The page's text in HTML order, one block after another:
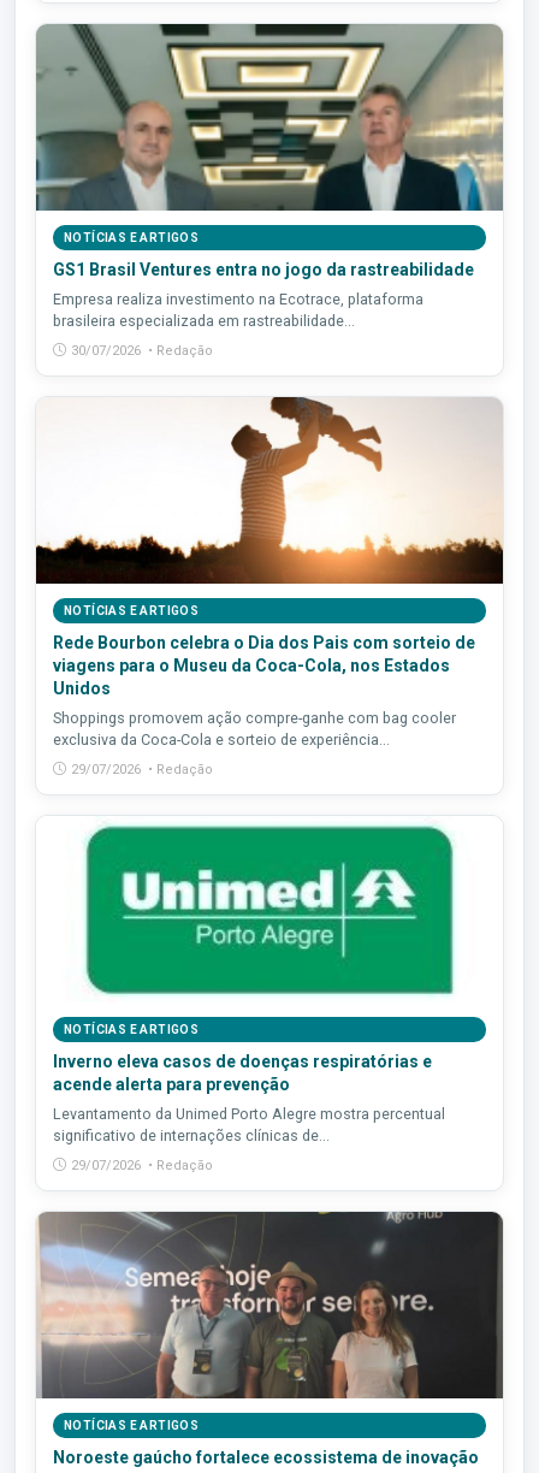
NOTÍCIAS E ARTIGOS
GS1 Brasil Ventures entra no jogo da rastreabilidade
Empresa realiza investimento na Ecotrace, plataforma
brasileira especializada em rastreabilidade...
30/07/2026 • Redação
NOTÍCIAS E ARTIGOS
Rede Bourbon celebra o Dia dos Pais com sorteio de
viagens para o Museu da Coca-Cola, nos Estados
Unidos
Shoppings promovem ação compre-ganhe com bag cooler
exclusiva da Coca-Cola e sorteio de experiência...
29/07/2026 • Redação
NOTÍCIAS E ARTIGOS
Inverno eleva casos de doenças respiratórias e
acende alerta para prevenção
Levantamento da Unimed Porto Alegre mostra percentual
significativo de internações clínicas de...
29/07/2026 • Redação
NOTÍCIAS E ARTIGOS
Noroeste gaúcho fortalece ecossistema de inovação